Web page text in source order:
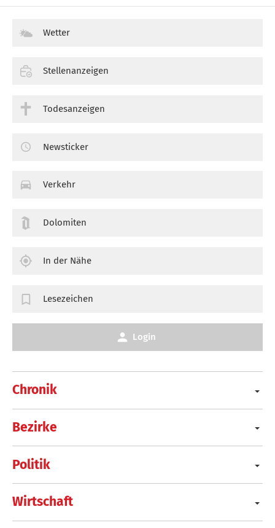
Chronik
Bezirke
Politik
Wirtschaft
Wetter
Stellenanzeigen
Todesanzeigen
Newsticker
Verkehr
Dolomiten
In der Nähe
Lesezeichen
Login